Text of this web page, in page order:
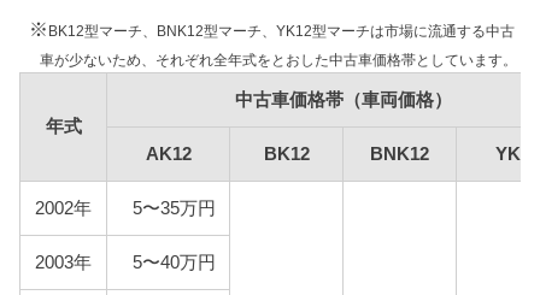
1000kg以下 8,200円
1000kg以下 11,400円
車検費用
車検代行料金、一般消耗品の交換費用などを含め車
検費用を50,000円としています。
※ BK12型マーチ、BNK12型マーチ、YK12型マーチは市場に流通する中古
車が少ないため、それぞれ全年式をとおした中古車価格帯としています。
年式
中古車価格帯（車両価格）
AK12 BK12 BNK12 YK12
2002年 5〜35万円
2003年 5〜40万円